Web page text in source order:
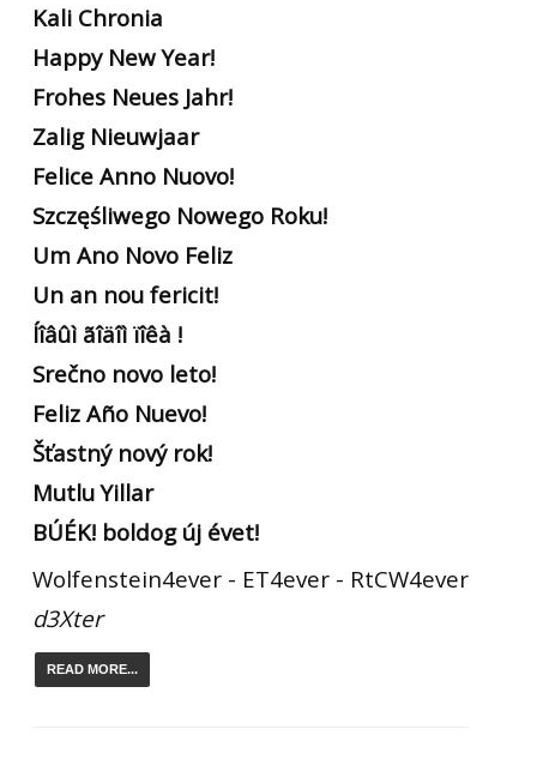
Kali Chronia
Happy New Year!
Frohes Neues Jahr!
Zalig Nieuwjaar
Felice Anno Nuovo!
Szczęśliwego Nowego Roku!
Um Ano Novo Feliz
Un an nou fericit!
Íîâûì ãîäîì ïîêà !
Srečno novo leto!
Feliz Año Nuevo!
Šťastný nový rok!
Mutlu Yillar
BÚÉK! boldog új évet!
Wolfenstein4ever - ET4ever - RtCW4ever
d3Xter
READ MORE...